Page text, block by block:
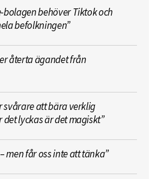
bolagen behöver Tiktok och
befolkningen”
återta ägandet från
svårare att bära verklig
lyckas är det magiskt”
men får oss inte att tänka”